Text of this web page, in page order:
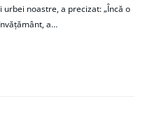
noastre, a precizat: „Încă o
a…